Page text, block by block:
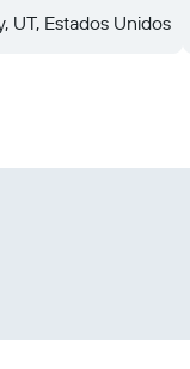
UT, Estados Unidos